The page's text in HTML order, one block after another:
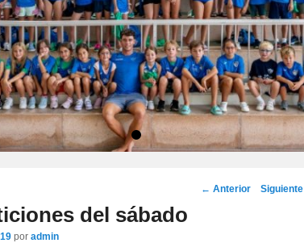
•
Navegación
← Anterior Siguiente
del sábado
por admin